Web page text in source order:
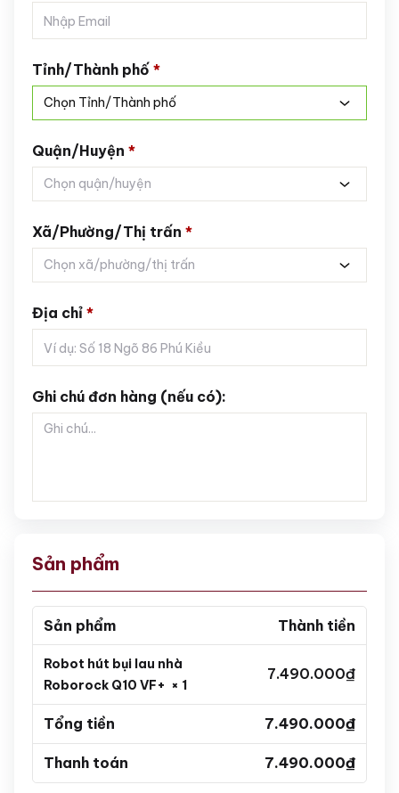
Tỉnh/Thành phố *
Chọn Tỉnh/Thành phố
Quận/Huyện *
Chọn quận/huyện
Xã/Phường/Thị trấn *
Chọn xã/phường/thị trấn
Địa chỉ *
Ghi chú đơn hàng (nếu có):
Sản phẩm
Sản phẩm Thành tiền
Robot hút bụi lau nhà
Roborock Q10 VF+ × 1
7.490.000₫
Tổng tiền 7.490.000₫
Thanh toán 7.490.000₫